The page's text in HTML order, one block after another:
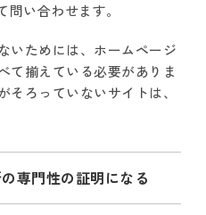
問い合わせます。
いためには、ホームページ
て揃えている必要がありま
ろっていないサイトは、
専門性の証明になる